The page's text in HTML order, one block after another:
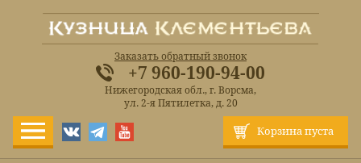
Корзина пуста
Заказать обратный звонок
+7 960-190-94-00
Нижегородская обл., г. Ворсма,
ул. 2-я Пятилетка, д. 20